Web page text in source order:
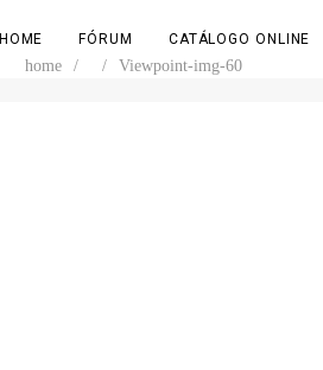
HOME FÓRUM CATÁLOGO ONLINE
home / / Viewpoint-img-60